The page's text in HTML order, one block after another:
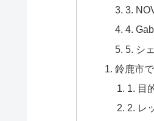
3.
4.
5. シ
鈴鹿市
1. 目
2. レ